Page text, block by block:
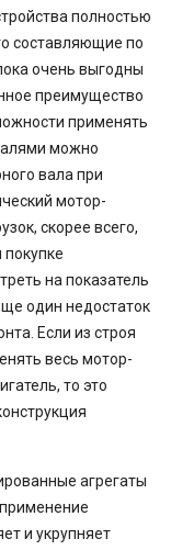
полностью
составляющие по
очень выгодны
преимущество
применять
можно
вала при
мотор-
скорее всего,
на показатель
один недостаток
Если из строя
весь мотор-
то это
агрегаты
и укрупняет